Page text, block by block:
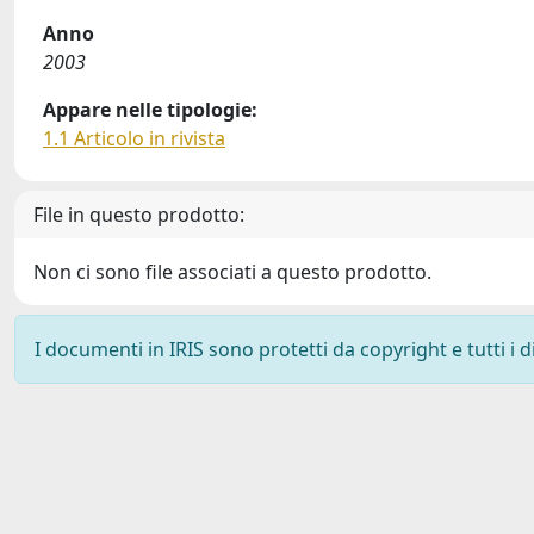
Anno
2003
Appare nelle tipologie:
1.1 Articolo in rivista
File in questo prodotto:
Non ci sono file associati a questo prodotto.
I documenti in IRIS sono protetti da copyright e tutti i